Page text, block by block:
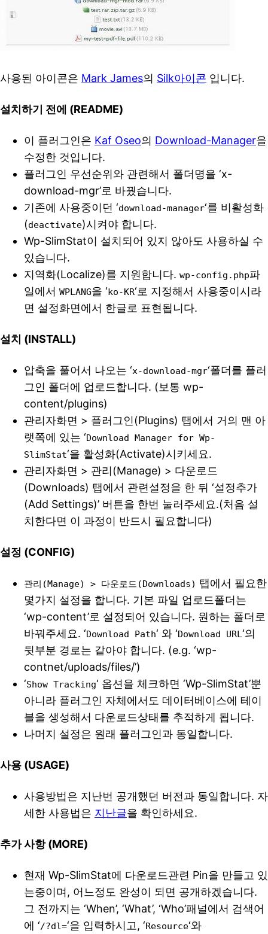
사용된 아이콘은 Mark James의 Silk아이콘 입니다.
설치하기 전에 (README)
이 플러그인은 Kaf Oseo의 Download-Manager을
수정한 것입니다.
플러그인 우선순위와 관련해서 폴더명을 ‘x-
download-mgr’로 바꿨습니다.
기존에 사용중이던 ‘download-manager‘를 비활성화
(deactivate)시켜야 합니다.
Wp-SlimStat이 설치되어 있지 않아도 사용하실 수
있습니다.
지역화(Localize)를 지원합니다. wp-config.php파
일에서 WPLANG을 ‘ko-KR‘로 지정해서 사용중이시라
면 설정화면에서 한글로 표현됩니다.
설치 (INSTALL)
압축을 풀어서 나오는 ‘x-download-mgr‘폴더를 플러
그인 폴더에 업로드합니다. (보통 wp-
content/plugins)
관리자화면 > 플러그인(Plugins) 탭에서 거의 맨 아
랫쪽에 있는 ‘Download Manager for Wp-
SlimStat‘을 활성화(Activate)시키세요.
관리자화면 > 관리(Manage) > 다운로드
(Downloads) 탭에서 관련설정을 한 뒤 ‘설정추가
(Add Settings)’ 버튼을 한번 눌러주세요.(처음 설
치한다면 이 과정이 반드시 필요합니다)
설정 (CONFIG)
관리(Manage) > 다운로드(Downloads) 탭에서 필요한
몇가지 설정을 합니다. 기본 파일 업로드폴더는
‘wp-content’로 설정되어 있습니다. 원하는 폴더로
바꿔주세요. ‘Download Path‘ 와 ‘Download URL ‘의
뒷부분 경로는 같아야 합니다. (e.g. ‘wp-
contnet/uploads/files/’)
‘Show Tracking‘ 옵션을 체크하면 ‘Wp-SlimStat’뿐
아니라 플러그인 자체에서도 데이터베이스에 테이
블을 생성해서 다운로드상태를 추적하게 됩니다.
나머지 설정은 원래 플러그인과 동일합니다.
사용 (USAGE)
사용방법은 지난번 공개했던 버전과 동일합니다. 자
세한 사용법은 지난글을 확인하세요.
추가 사항 (MORE)
현재 Wp-SlimStat에 다운로드관련 Pin을 만들고 있
는중이며, 어느정도 완성이 되면 공개하겠습니다.
그 전까지는 ‘When’, ‘What’, ‘Who’패널에서 검색어
에 ‘/?dl=‘을 입력하시고, ‘Resource‘와